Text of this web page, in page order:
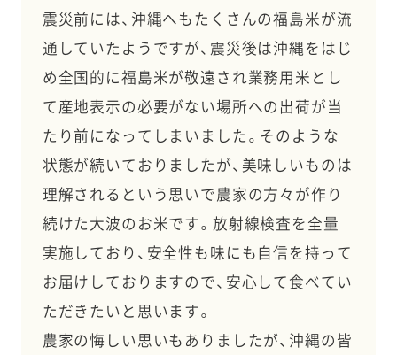
震災前には、沖縄へもたくさんの福島米が流
通していたようですが、震災後は沖縄をはじ
め全国的に福島米が敬遠され業務用米とし
て産地表示の必要がない場所への出荷が当
たり前になってしまいました。そのような
状態が続いておりましたが、美味しいものは
理解されるという思いで農家の方々が作り
続けた大波のお米です。放射線検査を全量
実施しており、安全性も味にも自信を持って
お届けしておりますので、安心して食べてい
ただきたいと思います。
農家の悔しい思いもありましたが、沖縄の皆